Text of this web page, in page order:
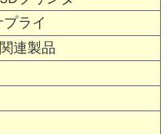
ライ
連製品